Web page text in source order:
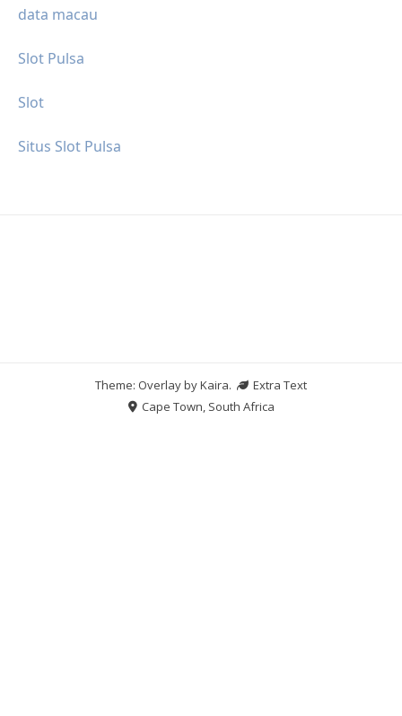
data macau
Slot Pulsa
Slot
Situs Slot Pulsa
Theme: Overlay byKaira.
Extra Text
Cape Town, South Africa